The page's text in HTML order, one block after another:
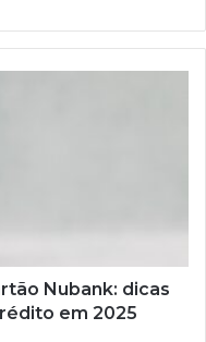
Nubank: dicas
em 2025